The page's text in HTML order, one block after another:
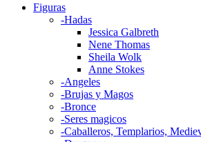
Figuras
-Hadas
Jessica Galbreth
Nene Thomas
Sheila Wolk
Anne Stokes
-Angeles
-Brujas y Magos
-Bronce
-Seres magicos
-Caballeros, Templarios,